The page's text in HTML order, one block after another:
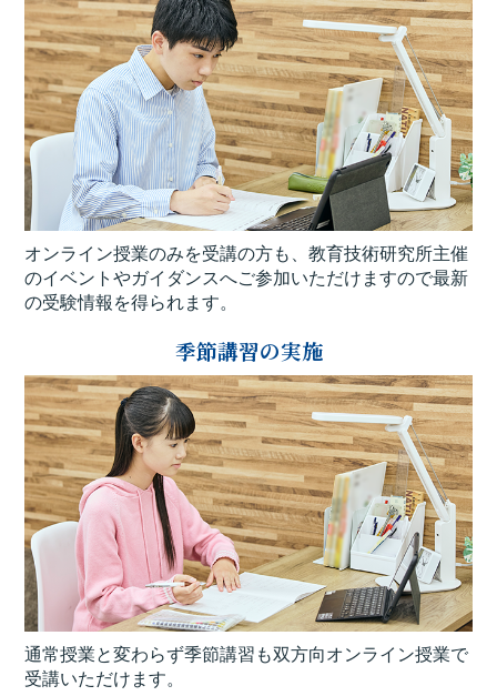
オンライン授業のみを受講の方も、教育技術研究所主催
のイベントやガイダンスへご参加いただけますので最新
の受験情報を得られます。
季節講習の実施
通常授業と変わらず季節講習も双方向オンライン授業で
受講いただけます。